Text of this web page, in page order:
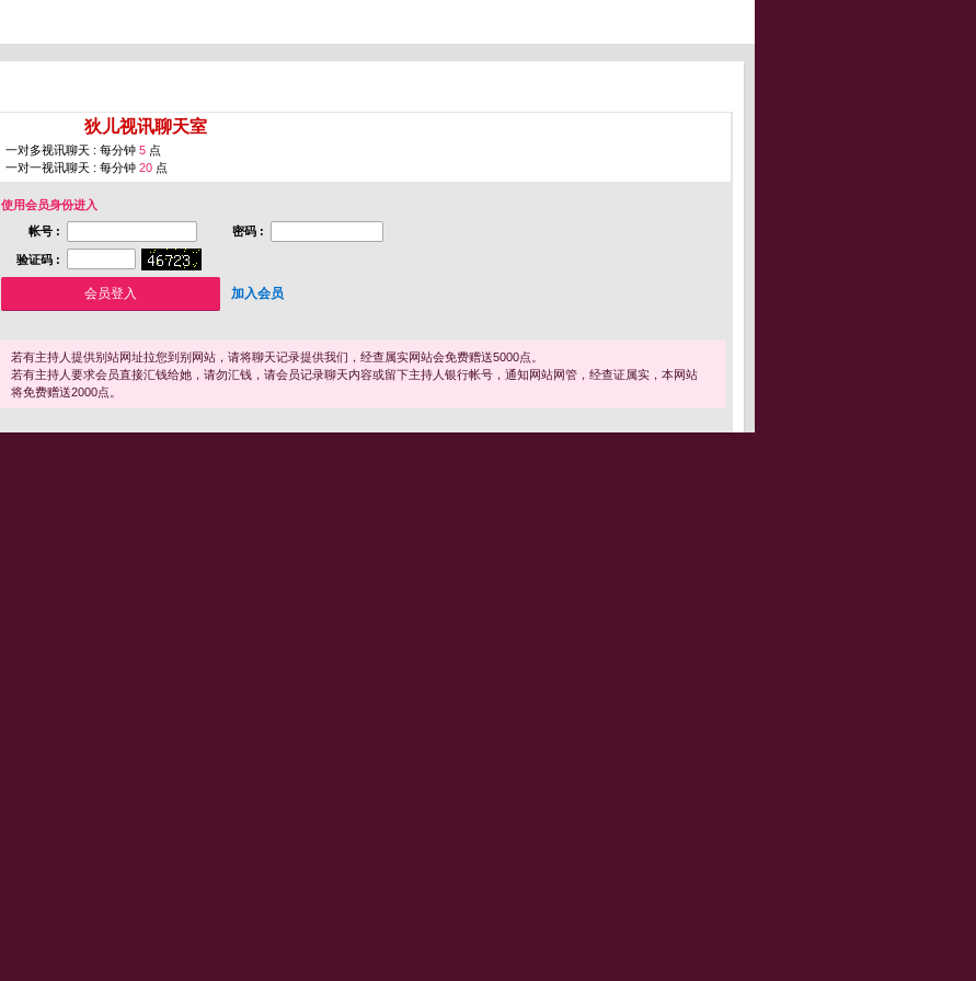
狄儿视讯聊天室
一对多视讯聊天 : 每分钟 5 点
一对一视讯聊天 : 每分钟 20 点
使用会员身份进入
帐号 :
密码 :
验证码 :
加入会员
若有主持人提供别站网址拉您到别网站，请将聊天记录提供我们，经查属实网站会免费赠送5000点。
若有主持人要求会员直接汇钱给她，请勿汇钱，请会员记录聊天内容或留下主持人银行帐号，通知网站网管，经查证属实，本网站
将免费赠送2000点。